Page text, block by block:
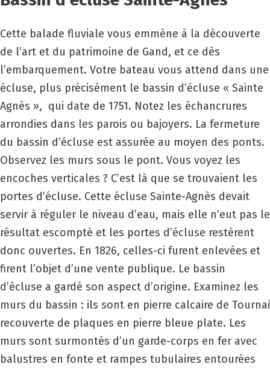
Cette balade fluviale vous emmène à la découverte
de l’art et du patrimoine de Gand, et ce dès
l’embarquement. Votre bateau vous attend dans une
écluse, plus précisément le bassin d’écluse « Sainte
Agnès », qui date de 1751. Notez les échancrures
arrondies dans les parois ou bajoyers. La fermeture
du bassin d’écluse est assurée au moyen des ponts.
Observez les murs sous le pont. Vous voyez les
encoches verticales ? C’est là que se trouvaient les
portes d’écluse. Cette écluse Sainte-Agnès devait
servir à réguler le niveau d’eau, mais elle n’eut pas le
résultat escompté et les portes d’écluse restèrent
donc ouvertes. En 1826, celles-ci furent enlevées et
firent l’objet d’une vente publique. Le bassin
d’écluse a gardé son aspect d’origine. Examinez les
murs du bassin : ils sont en pierre calcaire de Tournai
recouverte de plaques en pierre bleue plate. Les
murs sont surmontés d’un garde-corps en fer avec
balustres en fonte et rampes tubulaires entourées